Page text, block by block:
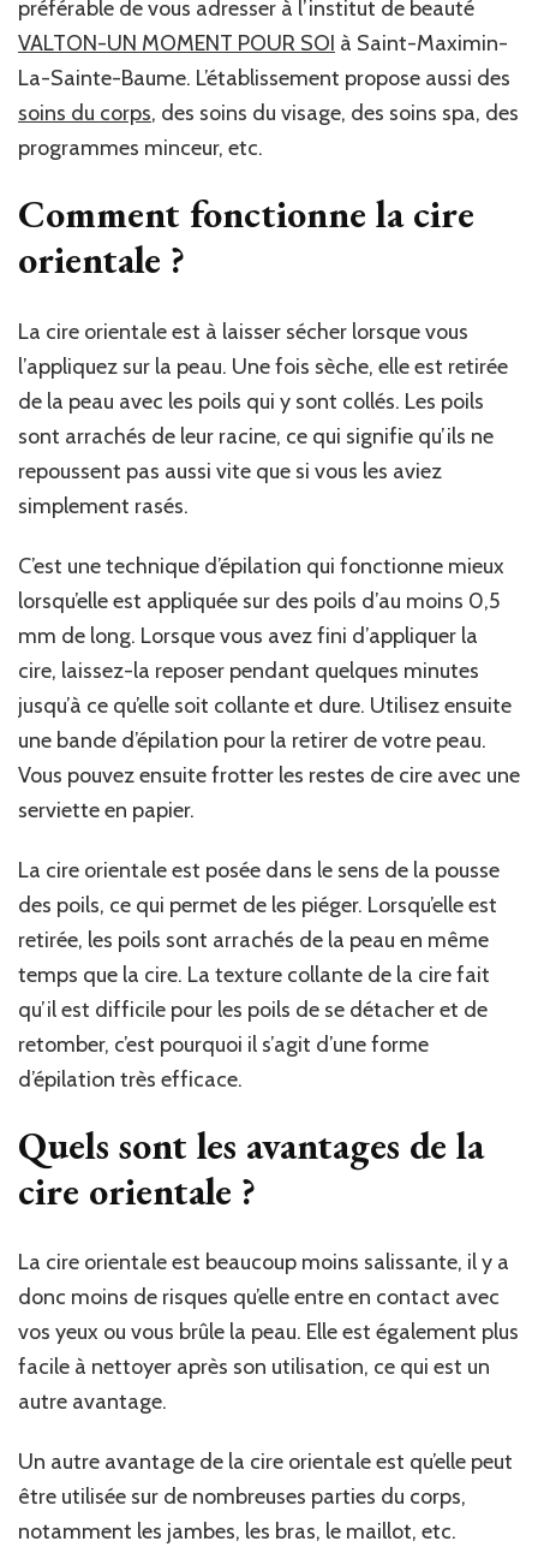
préférable de vous adresser à l’institut de beauté
VALTON-UN MOMENT POUR SOI à Saint-Maximin-
La-Sainte-Baume. L’établissement propose aussi des
soins du corps, des soins du visage, des soins spa, des
programmes minceur, etc.
Comment fonctionne la cire
orientale ?
La cire orientale est à laisser sécher lorsque vous
l’appliquez sur la peau. Une fois sèche, elle est retirée
de la peau avec les poils qui y sont collés. Les poils
sont arrachés de leur racine, ce qui signifie qu’ils ne
repoussent pas aussi vite que si vous les aviez
simplement rasés.
C’est unetechnique d’épilation qui fonctionne mieux
lorsqu’elle est appliquée sur des poils d’au moins 0,5
mm de long. Lorsque vous avez fini d’appliquer la
cire, laissez-la reposer pendant quelques minutes
jusqu’à ce qu’elle soit collante et dure. Utilisez ensuite
une bande d’épilation pour la retirer de votre peau.
Vous pouvez ensuite frotter les restes de cire avec une
serviette en papier.
La cire orientaleest posée dans le sens de la pousse
des poils, ce qui permet de les piéger. Lorsqu’elle est
retirée, les poils sont arrachés de la peau en même
temps que la cire. La texture collante de la cire fait
qu’il est difficile pour les poils de se détacher et de
retomber, c’est pourquoi il s’agit d’une forme
d’épilation très efficace.
Quels sont les avantages de la
cire orientale ?
La cire orientale est beaucoup moins salissante, il y a
donc moins de risques qu’elle entre en contact avec
vos yeux ou vous brûle la peau. Elle est également plus
facile à nettoyer après son utilisation, ce qui est un
autre avantage.
Un autre avantage de la cire orientale est qu’elle peut
être utilisée sur de nombreuses parties du corps,
notamment les jambes, les bras, le maillot, etc.